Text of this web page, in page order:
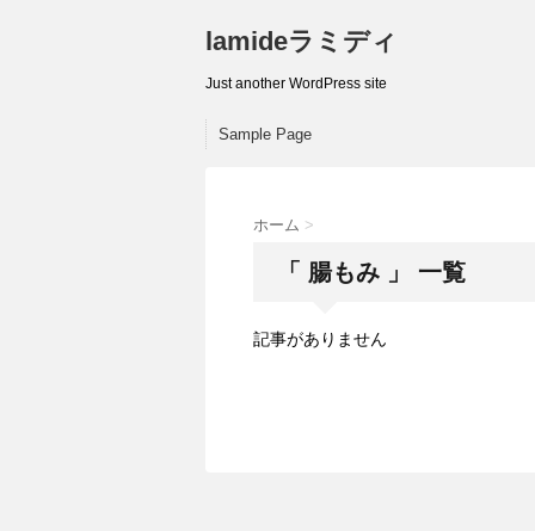
lamideラミディ
Just another WordPress site
Sample Page
ホーム >
「 腸もみ 」 一覧
記事がありません